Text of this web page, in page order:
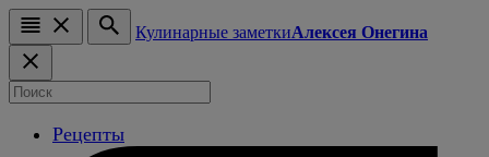
Кулинарные заметкиАлексея Онегина
Рецепты